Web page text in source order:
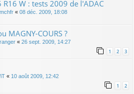
W : tests 2009 de l'ADAC
« 08 déc. 2009, 18:08
MAGNY-COURS ?
« 26 sept. 2009, 14:27
1 2 3
« 10 août 2009, 12:42
1 2